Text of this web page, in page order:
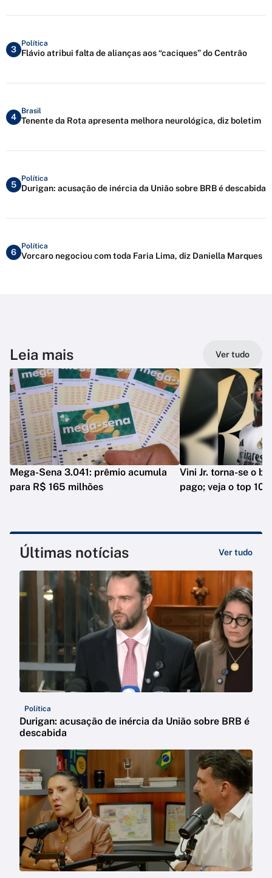
3
Política
Flávio atribui falta de alianças aos “caciques” do Centrão
4
Brasil
Tenente da Rota apresenta melhora neurológica, diz boletim
5
Política
Durigan: acusação de inércia da União sobre BRB é descabida
6
Política
Vorcaro negociou com toda Faria Lima, diz Daniella Marques
Leia mais Ver tudo
Mega-Sena 3.041: prêmio acumula
para R$ 165 milhões
Vini Jr. torna-se o
pago; veja o top 10
Últimas notícias Ver tudo
Política
Durigan: acusação de inércia da União sobre BRB é
descabida